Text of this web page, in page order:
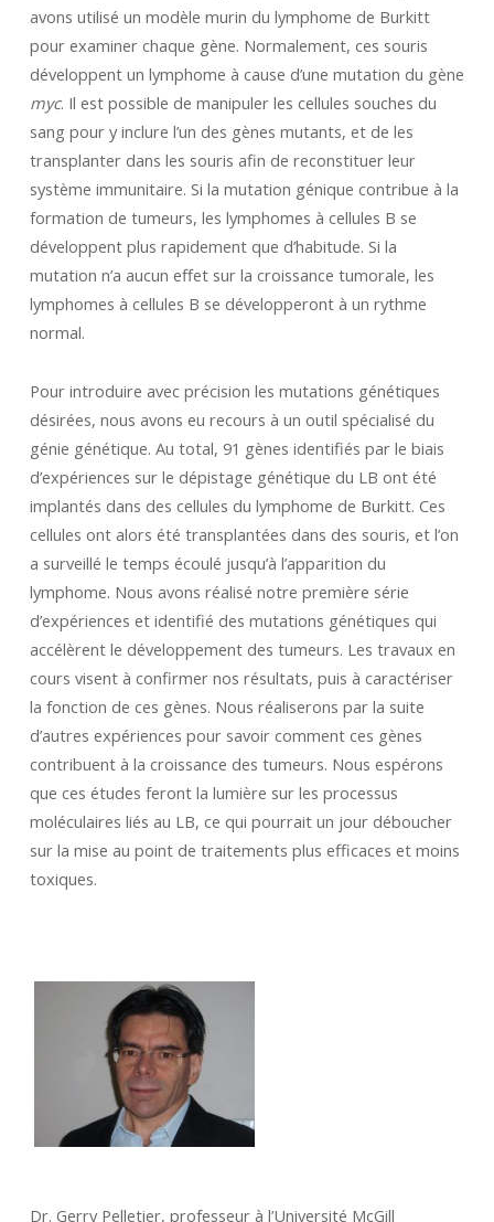
avons utilisé un modèle murin du lymphome de Burkitt
pour examiner chaque gène. Normalement, ces souris
développent un lymphome à cause d’une mutation du gène
myc. Il est possible de manipuler les cellules souches du
sang pour y inclure l’un des gènes mutants, et de les
transplanter dans les souris afin de reconstituer leur
système immunitaire. Si la mutation génique contribue à la
formation de tumeurs, les lymphomes à cellules B se
développent plus rapidement que d’habitude. Si la
mutation n’a aucun effet sur la croissance tumorale, les
lymphomes à cellules B se développeront à un rythme
normal.
Pour introduire avec précision les mutations génétiques
désirées, nous avons eu recours à un outil spécialisé du
génie génétique. Au total, 91 gènes identifiés par le biais
d’expériences sur le dépistage génétique du LB ont été
implantés dans des cellules du lymphome de Burkitt. Ces
cellules ont alors été transplantées dans des souris, et l’on
a surveillé le temps écoulé jusqu’à l’apparition du
lymphome. Nous avons réalisé notre première série
d’expériences et identifié des mutations génétiques qui
accélèrent le développement des tumeurs. Les travaux en
cours visent à confirmer nos résultats, puis à caractériser
la fonction de ces gènes. Nous réaliserons par la suite
d’autres expériences pour savoir comment ces gènes
contribuent à la croissance des tumeurs. Nous espérons
que ces études feront la lumière sur les processus
moléculaires liés au LB, ce qui pourrait un jour déboucher
sur la mise au point de traitements plus efficaces et moins
toxiques.
Dr. Gerry Pelletier, professeur à l’Université McGill